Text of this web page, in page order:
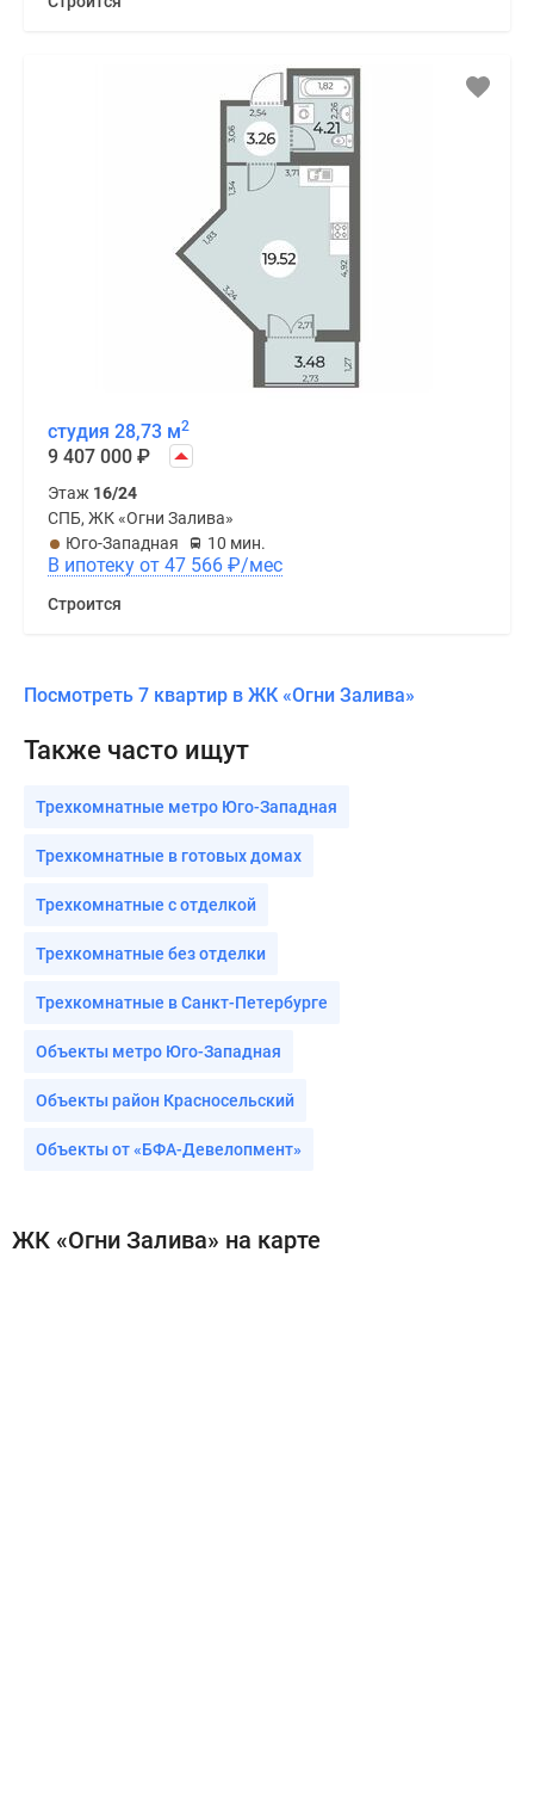
студия 28,73 м2
9 407 000 ₽
Этаж 16/24
СПБ, ЖК «Огни Залива»
Юго-Западная
10 мин.
В ипотеку от 47 566 ₽/мес
Строится
Посмотреть 7 квартир в ЖК «Огни Залива»
Также часто ищут
Трехкомнатные метро Юго-Западная
Трехкомнатные в готовых домах
Трехкомнатные с отделкой
Трехкомнатные без отделки
Трехкомнатные в Санкт-Петербурге
Объекты метро Юго-Западная
Объекты район Красносельский
Объекты от «БФА-Девелопмент»
ЖК «Огни Залива» на карте